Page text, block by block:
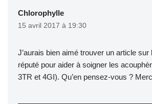
Chlorophylle
15 avril 2017 à 19:30
J’aurais bien aimé trouver un article sur
réputé pour aider à soigner les
3TR et 4GI). Qu’en pensez-vous ?